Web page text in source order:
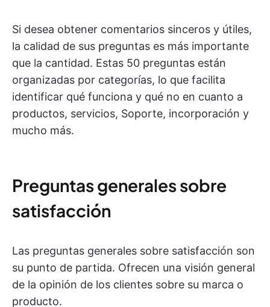
Si desea obtener comentarios sinceros y útiles,
la calidad de sus preguntas es más importante
que la cantidad. Estas 50 preguntas están
organizadas por categorías, lo que facilita
identificar qué funciona y qué no en cuanto a
productos, servicios, Soporte, incorporación y
mucho más.
Preguntas generales sobre
satisfacción
Las preguntas generales sobre satisfacción son
su punto de partida. Ofrecen una visión general
de la opinión de los clientes sobre su marca o
producto.